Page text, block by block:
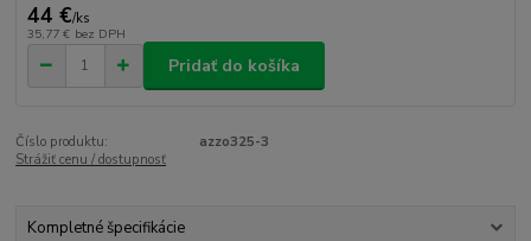
44 €/ks
35,77 € bez DPH
Pridať do košíka
Číslo produktu:
azzo325-3
Strážiť cenu / dostupnosť
Kompletné špecifikácie